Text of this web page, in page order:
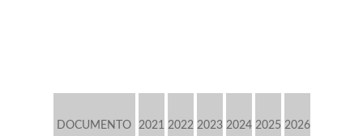
DOCUMENTO 2021 2022 2023 2024 2025 2026